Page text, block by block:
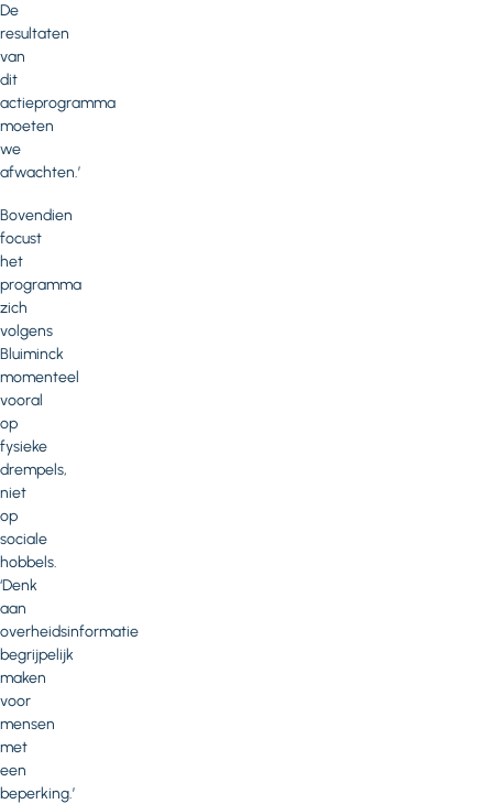
De
resultaten
van
dit
actieprogramma
moeten
we
afwachten.’
Bovendien
focust
het
programma
zich
volgens
Bluiminck
momenteel
vooral
op
fysieke
drempels,
niet
op
sociale
hobbels.
‘Denk
aan
overheidsinformatie
begrijpelijk
maken
voor
mensen
met
een
beperking.’